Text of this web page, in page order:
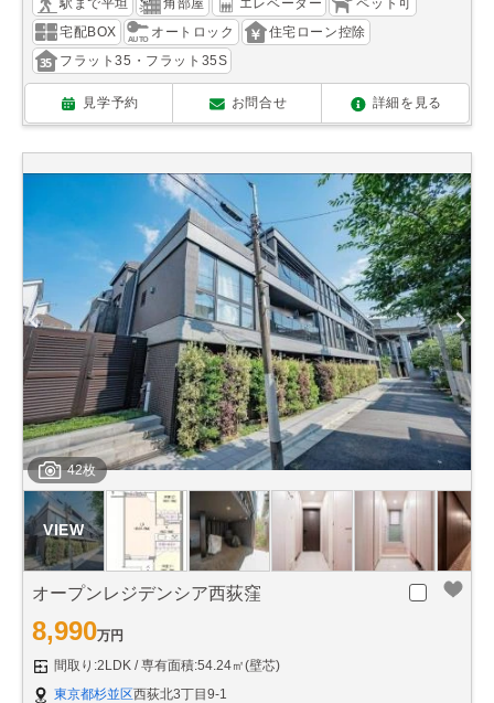
駅まで平坦 角部屋 エレベーター
ペット可
宅配BOX
オートロック
住宅ローン控除
フラット35・フラット35S
見学予約 お問合せ 詳細を見る
42枚
オープンレジデンシア西荻窪
8,990万円
間取り:2LDK
専有面積:54.24㎡(壁芯)
東京都杉並区西荻北3丁目9-1